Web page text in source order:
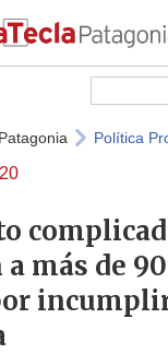
Política
más de